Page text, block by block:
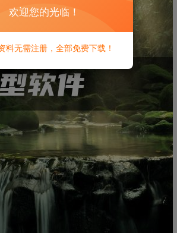
欢迎您的光临！
料无需注册，全部免费下载！